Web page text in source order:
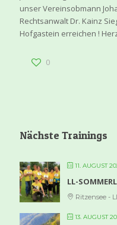
unser Vereinsobmann
Rechtsanwalt Dr. Kainz
Hofgastein erreichen !
0
Nächste Trainings
11. AUGUST
LL-
Ritzensee -
13. AUGUST